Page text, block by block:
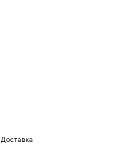
Доставка